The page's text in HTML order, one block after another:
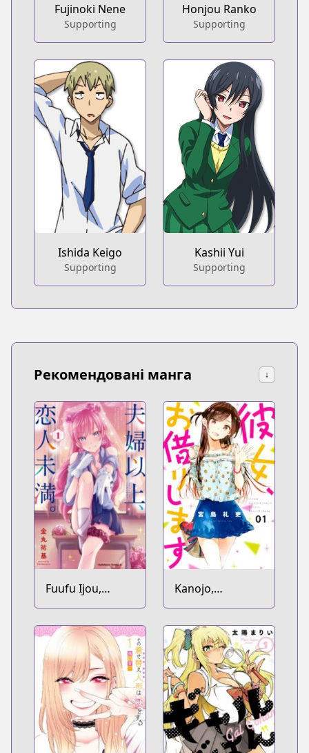
Fujinoki Nene
Supporting
Honjou Ranko
Supporting
Ishida Keigo
Supporting
Kashii Yui
Supporting
Рекомендовані манга ↓
Fuufu Ijou,
Koibito Miman.
Kanojo,
Okarishimasu